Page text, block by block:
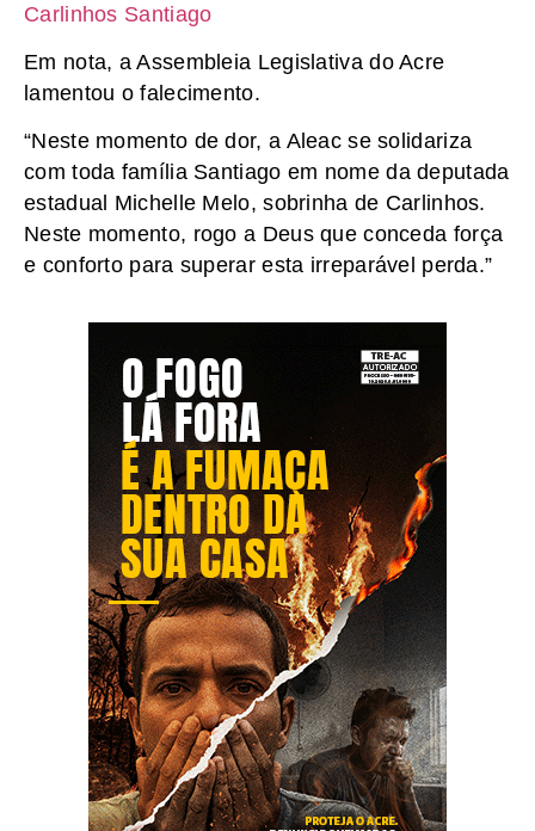
Carlinhos Santiago
Em nota, a Assembleia Legislativa do Acre
lamentou o falecimento.
“Neste momento de dor, a Aleac se solidariza
com toda família Santiago em nome da deputada
estadual Michelle Melo, sobrinha de Carlinhos.
Neste momento, rogo a Deus que conceda força
e conforto para superar esta irreparável perda.”